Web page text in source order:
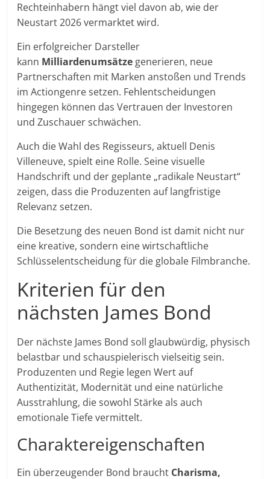
Rechteinhabern hängt viel davon ab, wie der
Neustart 2026 vermarktet wird.
Ein erfolgreicher Darsteller
kann Milliardenumsätze generieren, neue
Partnerschaften mit Marken anstoßen und Trends
im Actiongenre setzen. Fehlentscheidungen
hingegen können das Vertrauen der Investoren
und Zuschauer schwächen.
Auch die Wahl des Regisseurs, aktuell Denis
Villeneuve, spielt eine Rolle. Seine visuelle
Handschrift und der geplante „radikale Neustart“
zeigen, dass die Produzenten auf langfristige
Relevanz setzen.
Die Besetzung des neuen Bond ist damit nicht nur
eine kreative, sondern eine wirtschaftliche
Schlüsselentscheidung für die globale Filmbranche.
Kriterien für den
nächsten James Bond
Der nächste James Bond soll glaubwürdig, physisch
belastbar und schauspielerisch vielseitig sein.
Produzenten und Regie legen Wert auf
Authentizität, Modernität und eine natürliche
Ausstrahlung, die sowohl Stärke als auch
emotionale Tiefe vermittelt.
Charaktereigenschaften
Ein überzeugender Bond braucht Charisma,